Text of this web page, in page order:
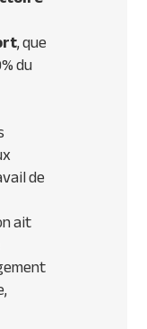
, que
du
de
ait